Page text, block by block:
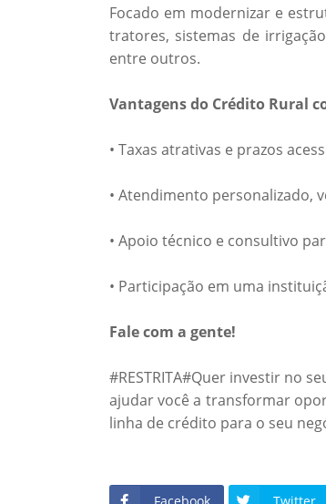
Focado em modernizar e
tratores, sistemas de
entre outros.
Vantagens do Crédito Rural
• Taxas atrativas e prazos
• Atendimento personalizado,
• Apoio técnico e consultivo
• Participação em uma
Fale com a gente!
#RESTRITA#Quer investir no
ajudar você a transformar
linha de crédito para o seu